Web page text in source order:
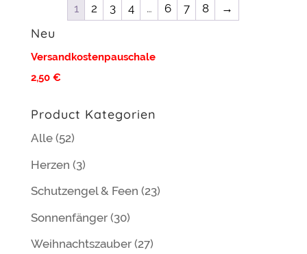
1 2 3 4 … 6 7 8 →
Neu
Versandkostenpauschale
2,50 €
Product Kategorien
Alle (52)
Herzen (3)
Schutzengel & Feen (23)
Sonnenfänger (30)
Weihnachtszauber (27)